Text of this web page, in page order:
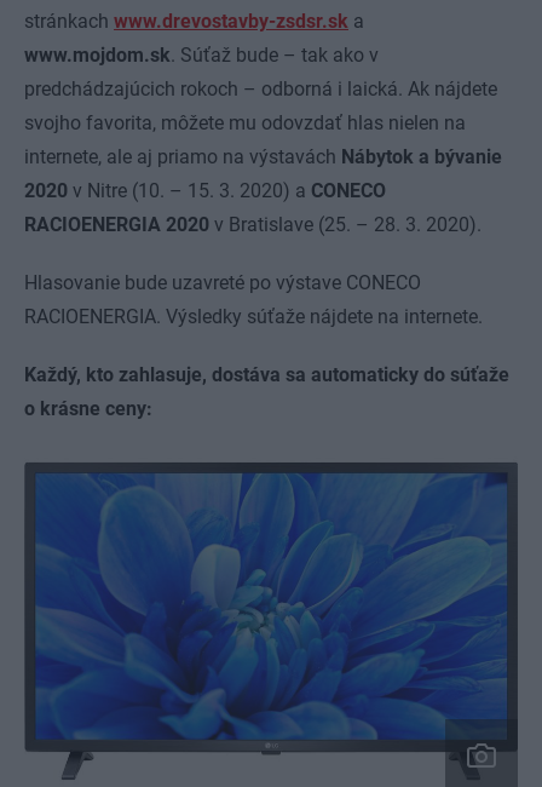
stránkach www.drevostavby-zsdsr.sk a
www.mojdom.sk. Súťaž bude – tak ako v
predchádzajúcich rokoch – odborná i laická. Ak nájdete
svojho favorita, môžete mu odovzdať hlas nielen na
internete, ale aj priamo na výstavách Nábytok a bývanie
2020 v Nitre (10. – 15. 3. 2020) a CONECO
RACIOENERGIA 2020 v Bratislave (25. – 28. 3. 2020).
Hlasovanie bude uzavreté po výstave CONECO
RACIOENERGIA. Výsledky súťaže nájdete na internete.
Každý, kto zahlasuje, dostáva sa automaticky do súťaže
o krásne ceny: